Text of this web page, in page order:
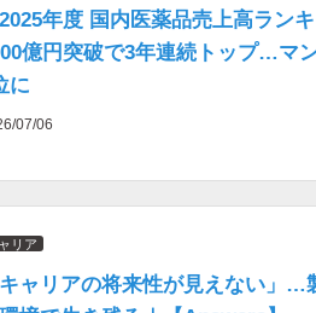
2025年度 国内医薬品売上高ラン
億円突破で3年連続トップ…マ
に
07/06
リア
キャリアの将来性が見えない」…